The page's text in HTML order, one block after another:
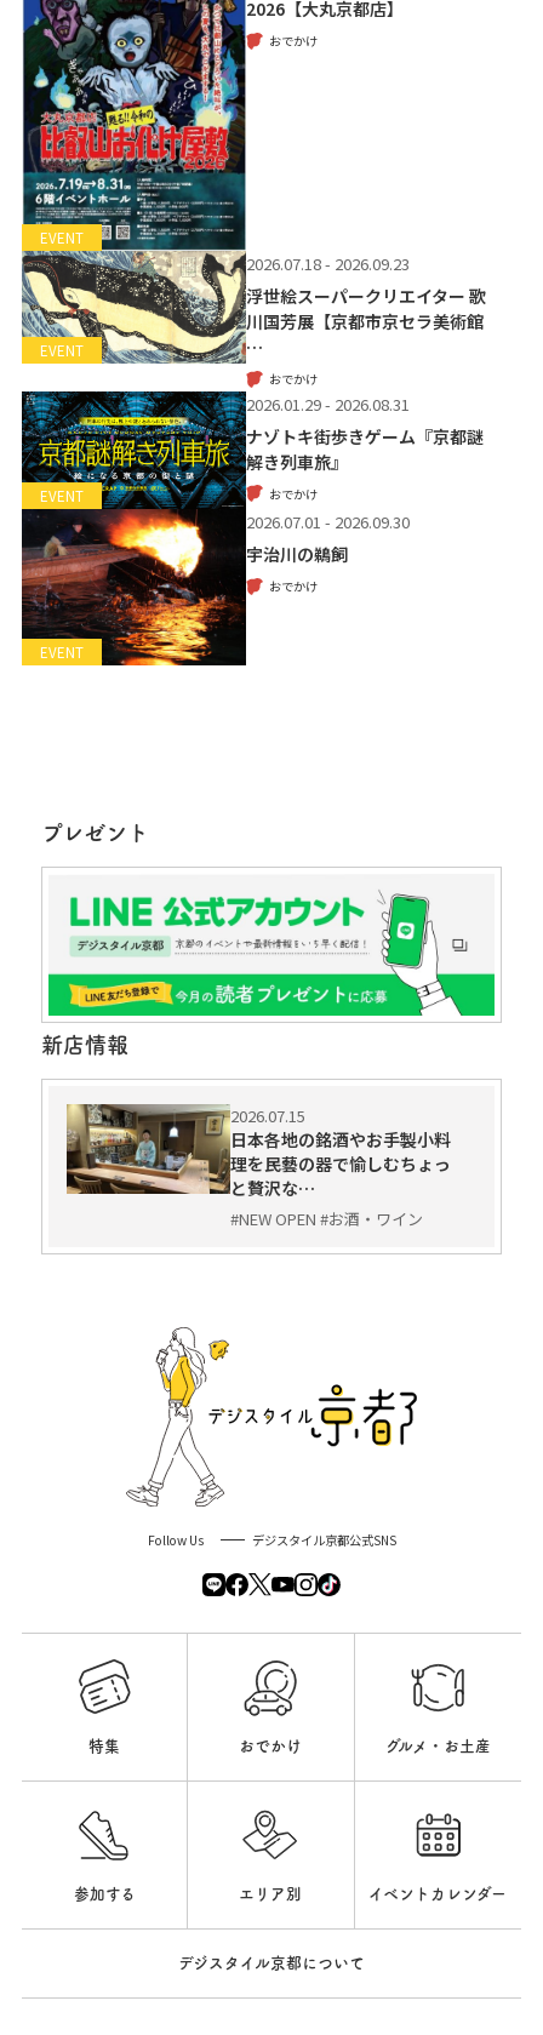
EVENT
2026【大丸京都店】
おでかけ
EVENT
2026.07.18 - 2026.09.23
浮世絵スーパークリエイター 歌
川国芳展【京都市京セラ美術館
…
おでかけ
EVENT
2026.01.29 - 2026.08.31
ナゾトキ街歩きゲーム『京都謎
解き列車旅』
おでかけ
EVENT
2026.07.01 - 2026.09.30
宇治川の鵜飼
おでかけ
プレゼント
新店情報
2026.07.15
日本各地の銘酒やお手製小料
理を民藝の器で愉しむちょっ
と贅沢な…
#NEW OPEN #お酒・ワイン
Follow Us デジスタイル京都公式SNS
特集 おでかけ グルメ・お土産
参加する エリア別 イベントカレンダー
デジスタイル京都について